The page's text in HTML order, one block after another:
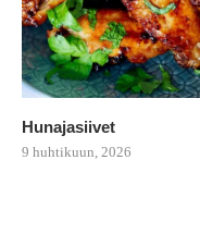
Hunajasiivet
9 huhtikuun, 2026